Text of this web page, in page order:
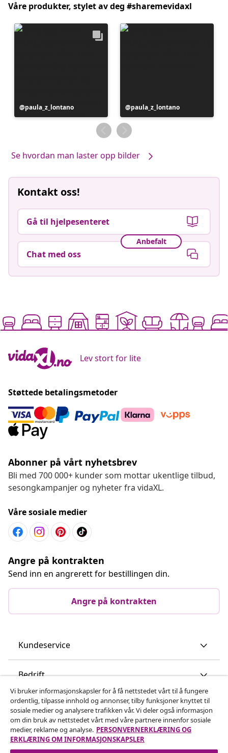
Våre produkter, stylet av deg #sharemevidaxl
Innlegg
publisert
paula_z_lontano
Innlegg
publisert
av
paula_z_lontano
Se hvordan man laster opp bilder
Kontakt oss!
Gå til hjelpesenteret
Anbefalt
Chat med oss
Lev stort for lite
Støttede betalingsmetoder
Abonner på vårt nyhetsbrev
Bli med 700 000+ kunder som mottar ukentlige tilbud,
sesongkampanjer og nyheter fra vidaXL.
Våre sosiale medier
Angre på kontrakten
Send inn en angrerett for bestillingen din.
Angre på kontrakten
Kundeservice
Bedrift
vidaXL
Oppdag mer
Vi bruker informasjonskapsler for å få nettstedet vårt til å fungere
ordentlig, tilpasse innhold og annonser, tilby funksjoner knyttet til
sosiale medier og analysere trafikken vår. Vi deler også informasjon
om din bruk av nettstedet vårt med våre partnere innenfor sosiale
medier, reklame og analyse. PERSONVERNERKLÆRING OG
ERKLÆRING OM INFORMASJONSKAPSLER